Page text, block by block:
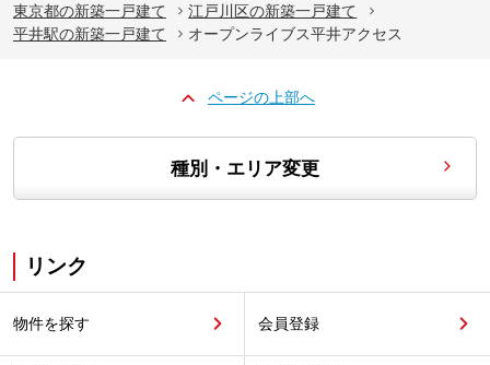
東京都の新築一戸建て
江戸川区の新築一戸建て
平井駅の新築一戸建て
オープンライブス平井アクセス
ページの上部へ
種別・エリア変更
リンク
物件を探す 会員登録